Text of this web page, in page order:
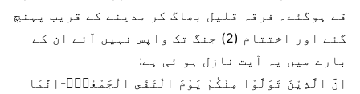
قے ہوگئے۔ فرقہ قلیل بھاگ کر مدینے کے قریب پہنچ
گئے اور اختتام (2) جنگ تک واپس نہیں آئے ان کے
بارے میں یہ آیت نازل ہو ئی ہے:
اِنَّ الَّذِیْنَ تَوَلَّوْا مِنْكُمْ یَوْمَ الْتَقَى الْجَمْعٰنِۙ-اِنَّمَا